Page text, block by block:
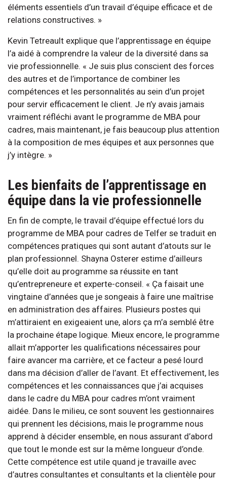
éléments essentiels d’un travail d’équipe efficace et de
relations constructives. »
Kevin Tetreault explique que l’apprentissage en équipe
l’a aidé à comprendre la valeur de la diversité dans sa
vie professionnelle. « Je suis plus conscient des forces
des autres et de l’importance de combiner les
compétences et les personnalités au sein d’un projet
pour servir efficacement le client. Je n’y avais jamais
vraiment réfléchi avant le programme de MBA pour
cadres, mais maintenant, je fais beaucoup plus attention
à la composition de mes équipes et aux personnes que
j’y intègre. »
Les bienfaits de l’apprentissage en
équipe dans la vie professionnelle
En fin de compte, le travail d’équipe effectué lors du
programme de MBA pour cadres de Telfer se traduit en
compétences pratiques qui sont autant d’atouts sur le
plan professionnel. Shayna Osterer estime d’ailleurs
qu’elle doit au programme sa réussite en tant
qu’entrepreneure et experte-conseil. « Ça faisait une
vingtaine d’années que je songeais à faire une maîtrise
en administration des affaires. Plusieurs postes qui
m’attiraient en exigeaient une, alors ça m’a semblé être
la prochaine étape logique. Mieux encore, le programme
allait m’apporter les qualifications nécessaires pour
faire avancer ma carrière, et ce facteur a pesé lourd
dans ma décision d’aller de l’avant. Et effectivement, les
compétences et les connaissances que j’ai acquises
dans le cadre du MBA pour cadres m’ont vraiment
aidée. Dans le milieu, ce sont souvent les gestionnaires
qui prennent les décisions, mais le programme nous
apprend à décider ensemble, en nous assurant d’abord
que tout le monde est sur la même longueur d’onde.
Cette compétence est utile quand je travaille avec
d’autres consultantes et consultants et la clientèle pour